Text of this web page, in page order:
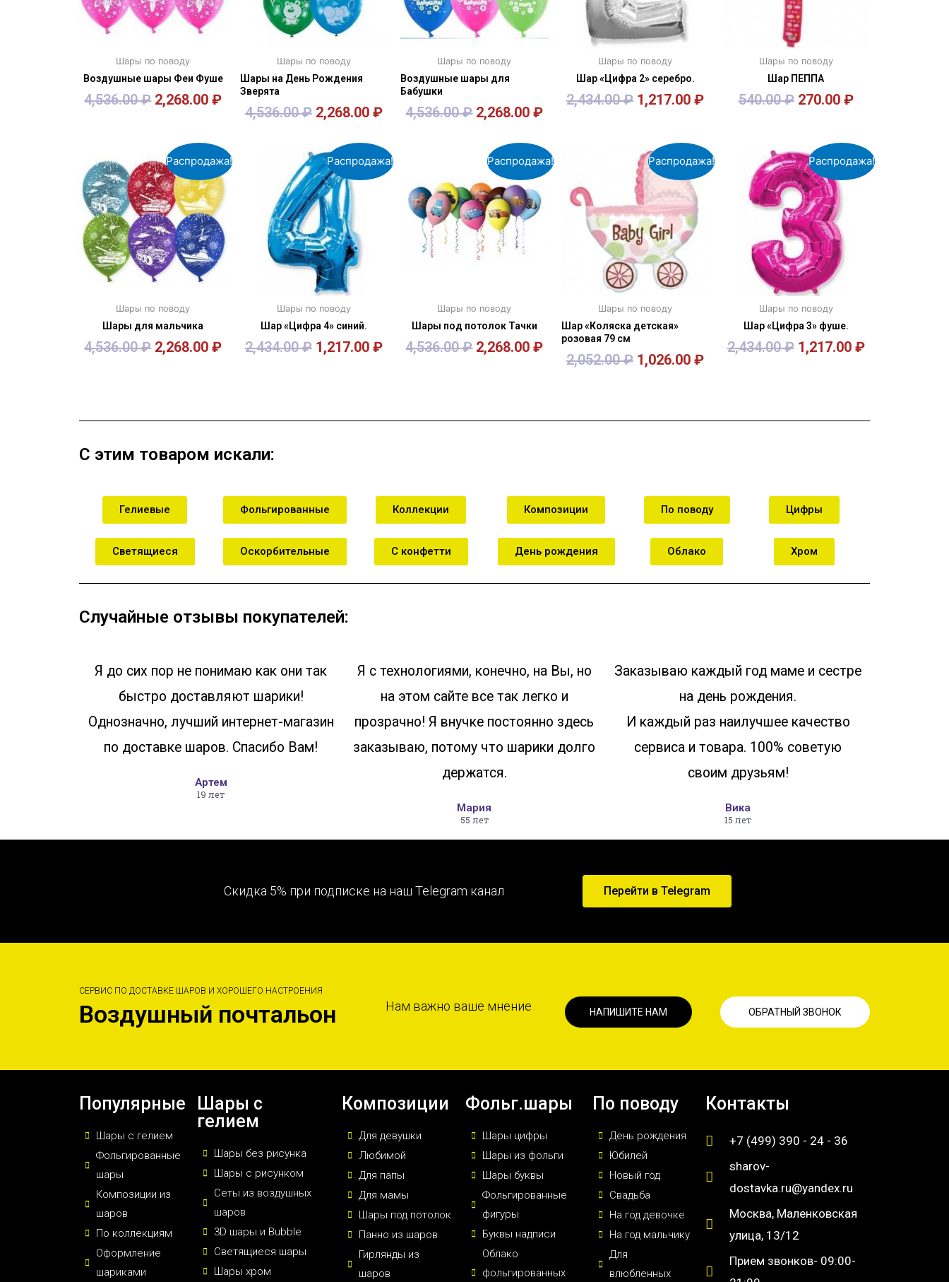
Шары по поводу
Воздушные шары Феи Фуше
4,536.00₽ 2,268.00₽
Шары по поводу
Шары на День Рождения
Зверята
4,536.00₽ 2,268.00 ₽
Шары по поводу
Воздушные шары для
Бабушки
4,536.00₽ 2,268.00₽
Шары по поводу
Шар «Цифра 2» серебро.
2,434.00₽ 1,217.00₽
Шары по поводу
Шар ПЕППА
540.00₽ 270.00 ₽
Распродажа!
Шары по поводу
Шары для мальчика
4,536.00₽ 2,268.00₽
Распродажа!
Шары по поводу
Шар «Цифра 4» синий.
2,434.00₽ 1,217.00 ₽
Распродажа!
Шары по поводу
Шары под потолок Тачки
4,536.00₽ 2,268.00₽
Распродажа!
Шары по поводу
Шар «Коляска детская»
розовая 79 см
2,052.00₽ 1,026.00₽
Распродажа!
Шары по поводу
Шар «Цифра 3» фуше.
2,434.00₽ 1,217.00 ₽
С этим товаром искали:
Гелиевые
Светящиеся
Фольгированные
Оскорбительные
Коллекции
С конфетти
Композиции
День рождения
По поводу
Облако
Цифры
Хром
Случайные отзывы покупателей:
Я до сих пор не понимаю как они так
быстро доставляют шарики!
Однозначно, лучший интернет-магазин
по доставке шаров. Спасибо Вам!
Артем
19 лет
Я с технологиями, конечно, на Вы, но
на этом сайте все так легко и
прозрачно! Я внучке постоянно здесь
заказываю, потому что шарики долго
держатся.
Мария
55 лет
Заказываю каждый год маме и сестре
на день рождения.
И каждый раз наилучшее качество
сервиса и товара. 100% советую
своим друзьям!
Вика
15 лет
Скидка 5% при подписке на наш Telegram канал Перейти в Telegram
СЕРВИС ПО ДОСТАВКЕ ШАРОВ И ХОРОШЕГО НАСТРОЕНИЯ
Воздушный почтальон Нам важно ваше мнение НАПИШИТЕ НАМ ОБРАТНЫЙ ЗВОНОК
Популярные
Шары с гелием
Фольгированные
шары
Композиции из
шаров
По коллекциям
Оформление
шариками
Шары с
гелием
Шары без рисунка
Шары с рисунком
Сеты из воздушных
шаров
3D шары и Bubble
Светящиеся шары
Шары хром
Композиции
Для девушки
Любимой
Для папы
Для мамы
Шары под потолок
Панно из шаров
Гирлянды из
шаров
Фольг.шары
Шары цифры
Шары из фольги
Шары буквы
Фольгированные
фигуры
Буквы надписи
Облако
фольгированных
По поводу
День рождения
Юбилей
Новый год
Свадьба
На год девочке
На год мальчику
Для
влюбленных
Контакты
+7 (499) 390 - 24 - 36
sharov-
dostavka.ru@yandex.ru
Москва, Маленковская
улица, 13/12
Прием звонков- 09:00-